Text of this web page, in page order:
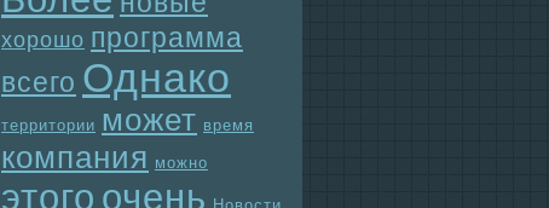
хорошо прогpaмма
всего Однaко
территории может время
компания можно
этого очень